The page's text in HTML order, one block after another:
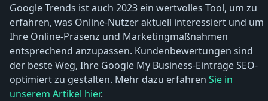
Google Trends ist auch 2023 ein wertvolles Tool, um zu
erfahren, was Online-Nutzer aktuell interessiert und um
Ihre Online-Präsenz und Marketingmaßnahmen
entsprechend anzupassen. Kundenbewertungen sind
der beste Weg, Ihre Google My Business-Einträge SEO-
optimiert zu gestalten. Mehr dazu erfahren Sie in
unserem Artikel hier.